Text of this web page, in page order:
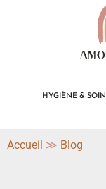
HYGIÈNE & SOIN
Accueil ≫ Blog